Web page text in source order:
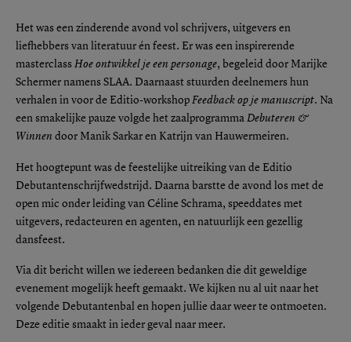
Het was een zinderende avond vol schrijvers, uitgevers en
liefhebbers van literatuur én feest. Er was een inspirerende
masterclass Hoe ontwikkel je een personage, begeleid door Marijke
Schermer namens SLAA. Daarnaast stuurden deelnemers hun
verhalen in voor de Editio-workshop Feedback op je manuscript. Na
een smakelijke pauze volgde het zaalprogramma Debuteren &
Winnen door Manik Sarkar en Katrijn van Hauwermeiren.
Het hoogtepunt was de feestelijke uitreiking van de Editio
Debutantenschrijfwedstrijd. Daarna barstte de avond los met de
open mic onder leiding van Céline Schrama, speeddates met
uitgevers, redacteuren en agenten, en natuurlijk een gezellig
dansfeest.
Via dit bericht willen we iedereen bedanken die dit geweldige
evenement mogelijk heeft gemaakt. We kijken nu al uit naar het
volgende Debutantenbal en hopen jullie daar weer te ontmoeten.
Deze editie smaakt in ieder geval naar meer.